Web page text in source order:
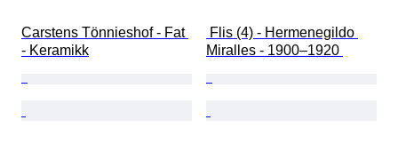
Carstens Tönnieshof - Fat
- Keramikk
Miralles - 1900–1920